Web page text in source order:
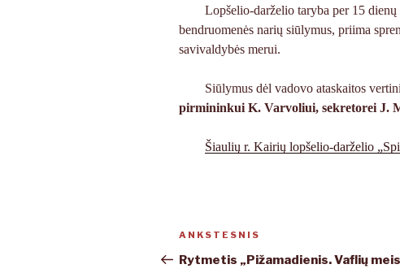
Lopšelio-darželio taryba per 15
bendruomenės narių siūlymus, priima
savivaldybės merui.
Siūlymus dėl vadovo ataskaitos
pirmininkui K. Varvoliui, sekretorei J.
Šiaulių r. Kairių lopšelio-darželio
Navigacija
tarp
Ankstesnis
įrašas
ANKSTESNIS
Rytmetis „Pižamadienis. Vaflių